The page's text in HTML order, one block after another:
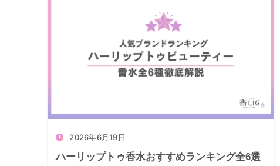
2026年6月19日
ハーリップトゥ香水おすすめランキング全6選